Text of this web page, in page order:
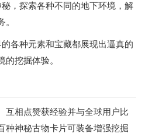
，探索各种不同的地下环境，解
各种元素和宝藏都展现出逼真的
挖掘体验。
互相点赞获经验并与全球用户比
种神秘古物卡片可装备增强挖掘